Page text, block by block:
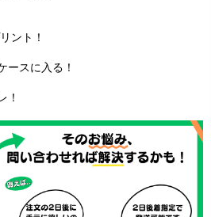
ト！
ースに入る！
！